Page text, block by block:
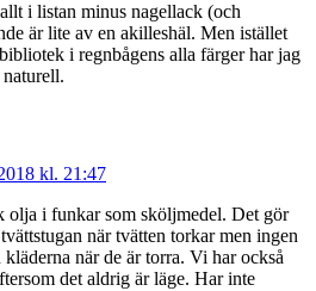
i listan minus nagellack (och
är lite av en akilleshäl. Men istället
i regnbågens alla färger har jag
kl. 21:47
olja i funkar som sköljmedel. Det gör
när tvätten torkar men ingen
när de är torra. Vi har också
det aldrig är läge. Har inte